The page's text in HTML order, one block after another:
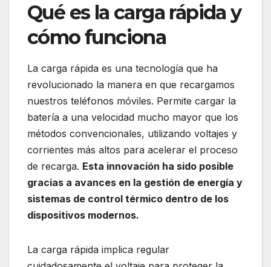
Qué es la carga rápida y
cómo funciona
La carga rápida es una tecnología que ha
revolucionado la manera en que recargamos
nuestros teléfonos móviles. Permite cargar la
batería a una velocidad mucho mayor que los
métodos convencionales, utilizando voltajes y
corrientes más altos para acelerar el proceso
de recarga. Esta innovación ha sido posible
gracias a avances en la gestión de energía y
sistemas de control térmico dentro de los
dispositivos modernos.
La carga rápida implica regular